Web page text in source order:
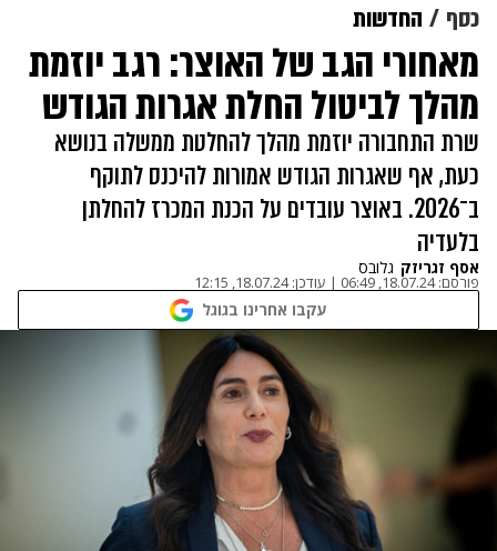
כסף החדשות
מאחורי הגב של האוצר: רגב יוזמת
מהלך לביטול החלת אגרות הגודש
שרת התחבורה יוזמת מהלך להחלטת ממשלה בנושא
כעת, אף שאגרות הגודש אמורות להיכנס לתוקף
ב־2026. באוצר עובדים על הכנת המכרז להחלתן
בלעדיה
אסף זגריזק גלובס
פורסם:18.07.24, 06:49
| עודכן:18.07.24, 12:15
עקבו אחרינו בגוגל